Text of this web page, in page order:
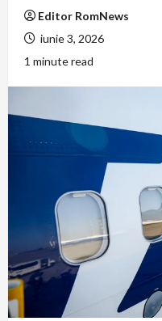
Editor RomNews
iunie 3, 2026
1 minute read